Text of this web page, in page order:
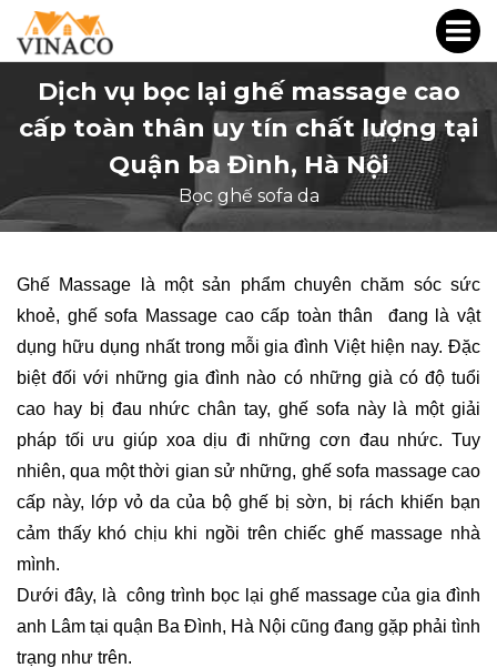
Dịch vụ bọc lại ghế massage cao
cấp toàn thân uy tín chất lượng tại
Quận ba Đình, Hà Nội
Bọc ghế sofa da
Ghế Massage là một sản phẩm chuyên chăm sóc sức
khoẻ, ghế sofa Massage cao cấp toàn thân  đang là vật
dụng hữu dụng nhất trong mỗi gia đình Việt hiện nay. Đặc
biệt đối với những gia đình nào có những già có độ tuổi
cao hay bị đau nhức chân tay, ghế sofa này là một giải
pháp tối ưu giúp xoa dịu đi những cơn đau nhức. Tuy
nhiên, qua một thời gian sử những, ghế sofa massage cao
cấp này, lớp vỏ da của bộ ghế bị sờn, bị rách khiến bạn
cảm thấy khó chịu khi ngồi trên chiếc ghế massage nhà
mình.
Dưới đây, là  công trình bọc lại ghế massage của gia đình
anh Lâm tại quận Ba Đình, Hà Nội cũng đang gặp phải tình
trạng như trên.